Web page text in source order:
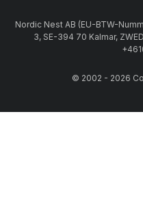
Nordic Nest AB (EU-BTW-
3, SE-394 70 Kalmar,
© 2002 - 2026